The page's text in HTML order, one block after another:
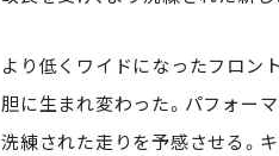
より低くワイドになったフロン
胆に生まれ変わった。パフォー
洗練された走りを予感させる。